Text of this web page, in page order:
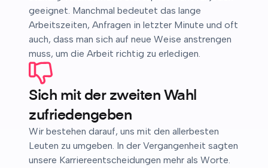
geeignet. Manchmal bedeutet das lange
Arbeitszeiten, Anfragen in letzter Minute und oft
auch, dass man sich auf neue Weise anstrengen
muss, um die Arbeit richtig zu erledigen.
Sich mit der zweiten Wahl
zufriedengeben
Wir bestehen darauf, uns mit den allerbesten
Leuten zu umgeben. In der Vergangenheit sagten
unsere Karriereentscheidungen mehr als Worte.